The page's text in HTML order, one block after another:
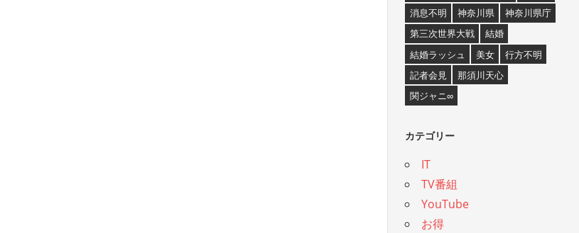
消息不明
神奈川県
神奈川県庁
第三次世界大戦
結婚
結婚ラッシュ
美女
行方不明
記者会見
那須川天心
関ジャニ∞
カテゴリー
IT
TV番組
YouTube
お得